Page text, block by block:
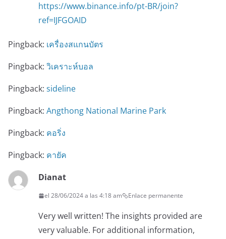
https://www.binance.info/pt-BR/join?
ref=IJFGOAID
Pingback: เครื่องสแกนบัตร
Pingback: วิเคราะห์บอล
Pingback: sideline
Pingback: Angthong National Marine Park
Pingback: คอริ่ง
Pingback: คายัค
Dianat
el 28/06/2024 a las 4:18 am Enlace permanente
Very well written! The insights provided are
very valuable. For additional information,